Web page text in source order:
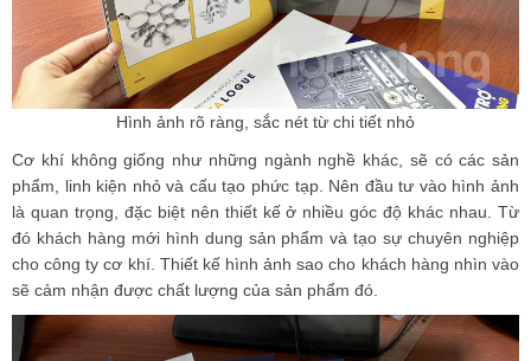
Hình ảnh rõ ràng, sắc nét từ chi tiết nhỏ
Cơ khí không giống như những ngành nghề khác, sẽ có các sản
phẩm, linh kiện nhỏ và cấu tạo phức tạp. Nên đầu tư vào hình ảnh
là quan trọng, đặc biệt nên thiết kế ở nhiều góc độ khác nhau. Từ
đó khách hàng mới hình dung sản phẩm và tạo sự chuyên nghiệp
cho công ty cơ khí. Thiết kế hình ảnh sao cho khách hàng nhìn vào
sẽ cảm nhận được chất lượng của sản phẩm đó.